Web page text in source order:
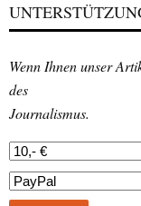
Wenn Ihnen unser
des
Journalismus.